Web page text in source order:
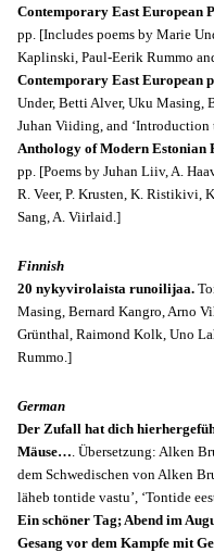
Contemporary East European
pp. [Includes poems by Marie
Kaplinski, Paul-Eerik Rummo
Contemporary East European
Under, Betti Alver, Uku Masing,
Juhan Viiding, and
Anthology of Modern Estonian
pp. [Poems by Juhan Liiv, A.
R. Veer, P. Krusten, K. Ristikivi,
Sang, A. Viirlaid.]
Finnish
20 nykyvirolaista runoilijaa.
Masing, Bernard Kangro, Arno
Grünthal, Raimond Kolk, Uno
Rummo.]
German
Der Zufall hat dich
Mäuse…. Übersetzung: Alken
dem Schwedischen von Alken
läheb tontide vastu’, ‘Tontide
Ein schöner Tag; Abend im
Gesang vor dem Kampfe mit